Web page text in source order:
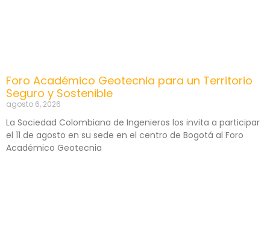
Foro Académico Geotecnia para un Territorio
Seguro y Sostenible
agosto 6, 2026
La Sociedad Colombiana de Ingenieros los invita a participar
el 11 de agosto en su sede en el centro de Bogotá al Foro
Académico Geotecnia